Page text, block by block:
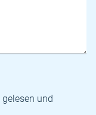
gelesen und